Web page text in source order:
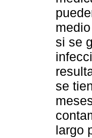
si se
se
largo